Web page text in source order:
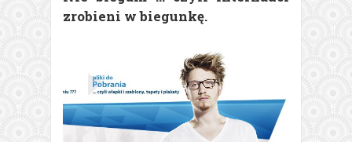
zrobieni w biegunkę.